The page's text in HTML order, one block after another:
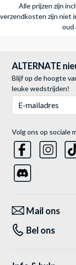
Alle prijzen zijn
verzendkosten zijn niet
oud
ALTERNATE
Blijf op de hoogte
leuke wedstrijden!
Volg ons op sociale
Mail ons
Bel ons